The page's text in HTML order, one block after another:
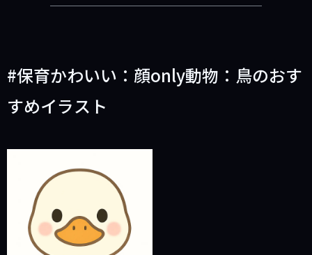
保育かわいい：顔only動物：鳥のおす
すめイラスト